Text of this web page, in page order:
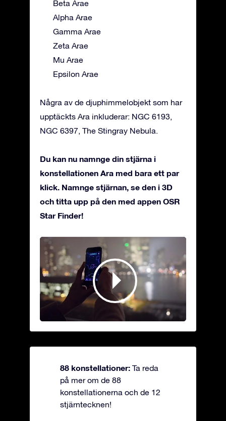
Beta Arae
Alpha Arae
Gamma Arae
Zeta Arae
Mu Arae
Epsilon Arae
Några av de djuphimmelobjekt som har
upptäckts Ara inkluderar: NGC 6193,
NGC 6397, The Stingray Nebula.
Du kan nu namnge din stjärna i
konstellationen Ara med bara ett par
klick. Namnge stjärnan, se den i 3D
och titta upp på den med appen OSR
Star Finder!
88 konstellationer: Ta reda
på mer om de 88
konstellationerna och de 12
stjärntecknen!